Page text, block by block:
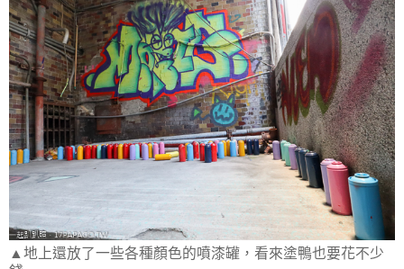
▲地上還放了一些各種顏色的噴漆罐，看來塗鴨也要花不少